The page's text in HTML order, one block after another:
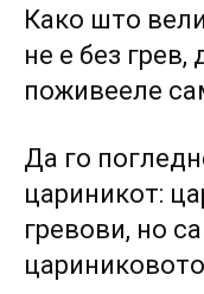
Како што
не е без грев,
поживееле
Да го
цариникот:
гревови, но